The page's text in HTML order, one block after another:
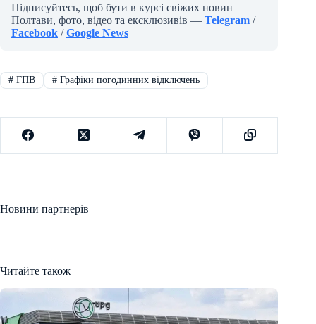
Підписуйтесь, щоб бути в курсі свіжих новин
Полтави, фото, відео та ексклюзивів — Telegram /
Facebook /Google News
#ГПВ #Графіки погодинних відключень
Новини партнерів
Читайте також